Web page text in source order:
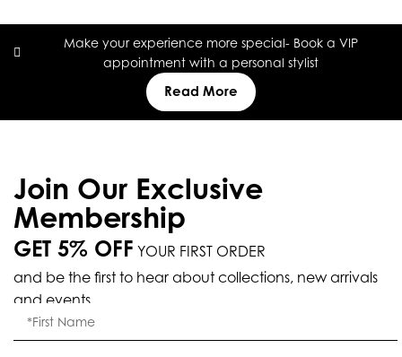
Make your experience more special- Book a VIP
appointment with a personal stylist
Read More
Join Our Exclusive
Membership
GET 5% OFF YOUR FIRST ORDER
and be the first to hear about collections, new arrivals
and events.